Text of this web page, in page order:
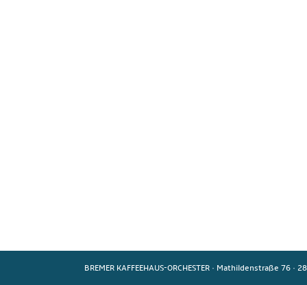
BREMER KAFFEEHAUS-ORCHESTER · Mathildenstraße 76 ·